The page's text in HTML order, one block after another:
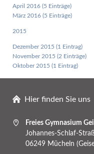
April 2016 (5 Einträge)
März 2016 (5 Einträge)
2015
Dezember 2015 (1 Eintrag)
November 2015 (2 Einträge)
Oktober 2015 (1 Eintrag)
Hier finden Sie uns
Freies Gymnasium
Johannes-Schlaf-
06249 Mücheln